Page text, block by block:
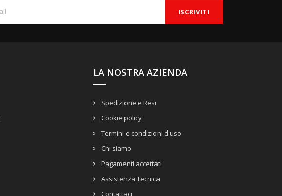
LA NOSTRA AZIENDA
Spedizione e Resi
Cookie policy
Termini e condizioni d'uso
Chi siamo
Pagamenti accettati
Assistenza Tecnica
Contattaci